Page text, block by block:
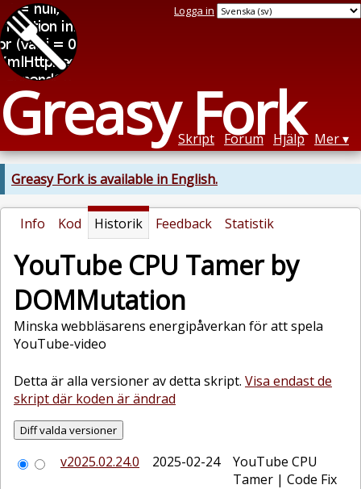
Greasy Fork
Logga in
Skript Forum Hjälp Mer
Greasy Fork is available in English.
Info Kod Historik Feedback Statistik
YouTube CPU Tamer by
DOMMutation
Minska webbläsarens energipåverkan för att spela
YouTube-video
Detta är alla versioner av detta skript. Visa endast de
skript där koden är ändrad
v2025.02.24.0 2025-02-24
YouTube CPU
Tamer | Code Fix